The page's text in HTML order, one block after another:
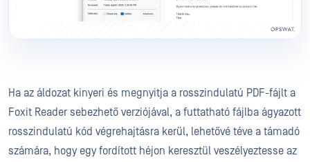
Ha az áldozat kinyeri és megnyitja a rosszindulatú PDF-fájlt a
Foxit Reader sebezhető verziójával, a futtatható fájlba ágyazott
rosszindulatú kód végrehajtásra kerül, lehetővé téve a támadó
számára, hogy egy fordított héjon keresztül veszélyeztesse az